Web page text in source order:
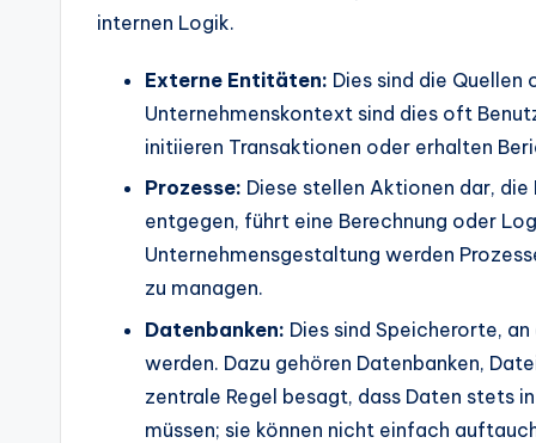
internen Logik.
Externe Entitäten: Dies sind die Quellen
Unternehmenskontext sind dies oft
initiieren Transaktionen oder erhalten
Prozesse: Diese stellen Aktionen dar,
entgegen, führt eine Berechnung oder
Unternehmensgestaltung werden
zu managen.
Datenbanken: Dies sind Speicherorte,
werden. Dazu gehören Datenbanken,
zentrale Regel besagt, dass Daten stets
müssen; sie können nicht einfach